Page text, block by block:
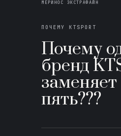
МЕРИНОС ЭКСТРАФАЙН
ПОЧЕМУ KTSPORT
Почему
бренд
заменяет
пять???